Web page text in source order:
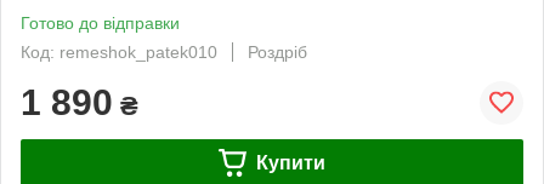
Готово до відправки
Код: remeshok_patek010
Роздріб
1 890 ₴
Купити